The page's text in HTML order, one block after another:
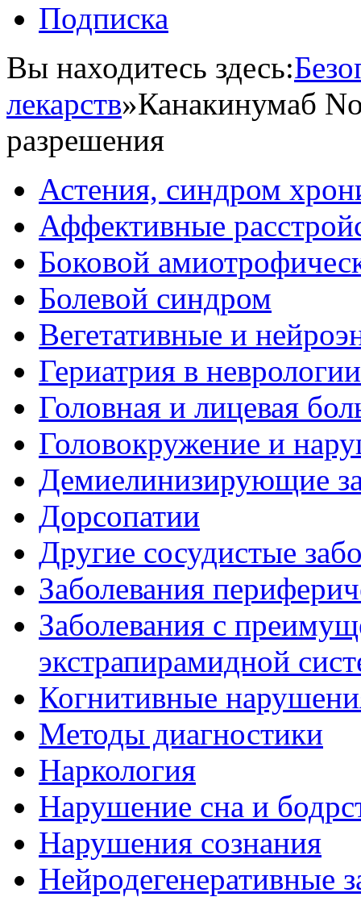
Подписка
Вы находитесь здесь:
лекарств»Канакинумаб
разрешения
Астения, синдром
Аффективные
Боковой
Болевой синдром
Вегетативные и
Гериатрия в неврологии
Головная и лицевая
Головокружение и
Демиелинизирующие
Дорсопатии
Другие сосудистые
Заболевания
Заболевания с
экстрапирамидной
Когнитивные
Методы диагностики
Наркология
Нарушение сна и
Нарушения сознания
Нейродегенеративные